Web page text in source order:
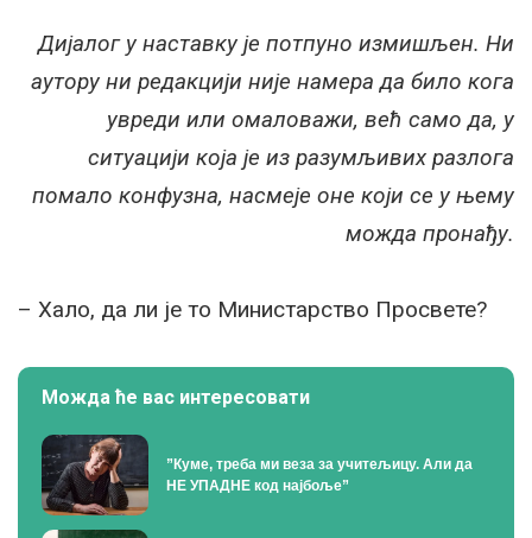
Дијалог у наставку је потпуно измишљен. Ни
аутору ни редакцији није намера да било кога
увреди или омаловажи, већ само да, у
ситуацији која је из разумљивих разлога
помало конфузна, насмеје оне који се у њему
можда пронађу.
– Хало, да ли је то Министарство Просвете?
Можда ће вас интересовати
”Куме, треба ми веза за учитељицу. Али да
НЕ УПАДНЕ код најбоље”